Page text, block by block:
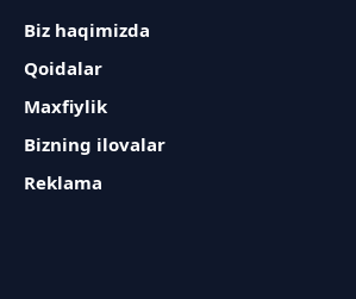
Biz haqimizda
Qoidalar
Maxfiylik
Bizning ilovalar
Reklama